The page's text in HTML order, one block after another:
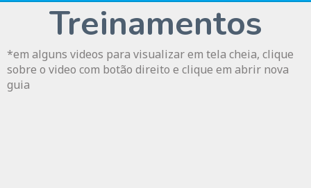
Treinamentos
*em alguns videos para visualizar em tela cheia, clique
sobre o video com botão direito e clique em abrir nova
guia